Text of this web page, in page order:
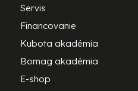
Servis
Financovanie
Kubota akadémia
Bomag akadémia
E-shop